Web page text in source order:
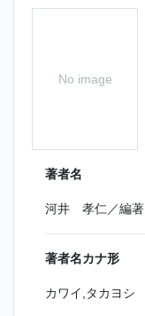
No image
著者名
河井 孝仁／編著
著者名カナ形
カワイ,タカヨシ